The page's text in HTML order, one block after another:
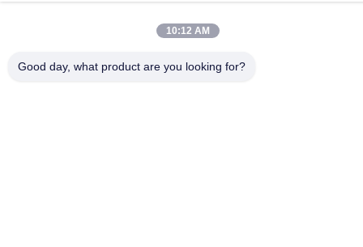
Política de Privacidade |
Mapa do Site
10:12 AM
Good day, what product are you looking for?